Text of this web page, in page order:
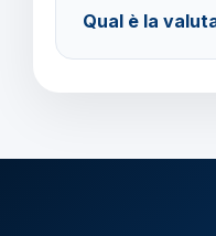
prima della partenza.
Qual è la